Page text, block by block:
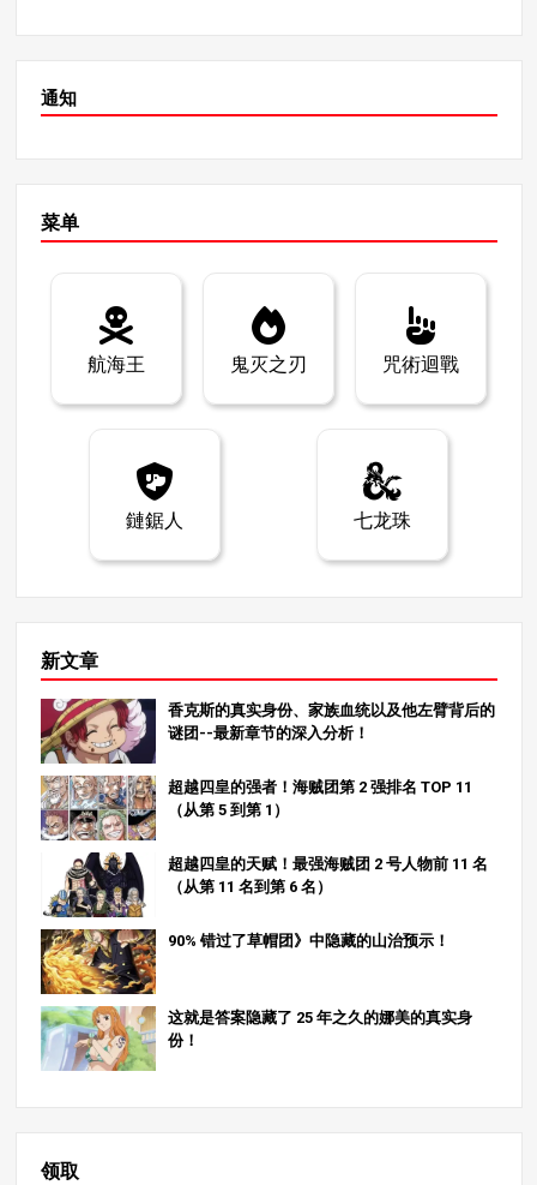
通知
菜单
航海王 鬼灭之刃 咒術迴戰
鏈鋸人 七龙珠
新文章
香克斯的真实身份、家族血统以及他左臂背后的
谜团--最新章节的深入分析！
超越四皇的强者！海贼团第 2 强排名 TOP 11
（从第 5 到第 1）
超越四皇的天赋！最强海贼团 2 号人物前 11 名
（从第 11 名到第 6 名）
90% 错过了草帽团》中隐藏的山治预示！
这就是答案隐藏了 25 年之久的娜美的真实身
份！
领取